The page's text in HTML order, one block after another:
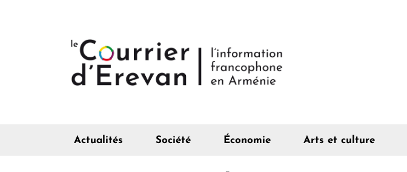
Actualités Société Économie Arts et culture